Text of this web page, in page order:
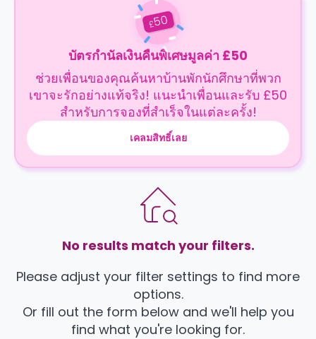
£50
บัตรกำนัลเงินคืนพิเศษมูลค่า £50
ช่วยเพื่อนของคุณค้นหาบ้านพักนักศึกษาที่พวก
เขาจะรักอย่างแท้จริง! แนะนำเพื่อนและรับ £50
สำหรับการจองที่สำเร็จในแต่ละครั้ง!
เคลมสิทธิ์เลย
No results match your filters.
Please adjust your filter settings to find more
options.
Or fill out the form below and we'll help you
find what you're looking for.